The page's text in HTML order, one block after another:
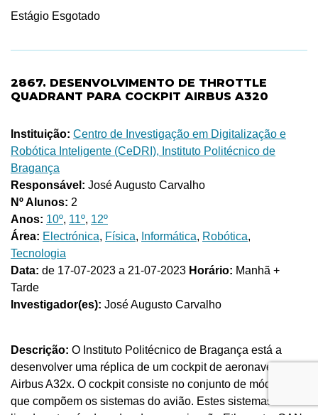
Estágio Esgotado
2867. DESENVOLVIMENTO DE THROTTLE
QUADRANT PARA COCKPIT AIRBUS A320
Instituição: Centro de Investigação em Digitalização e
Robótica Inteligente (CeDRI), Instituto Politécnico de
Bragança
Responsável: José Augusto Carvalho
Nº Alunos: 2
Anos: 10º, 11º, 12º
Área: Electrónica, Física, Informática, Robótica,
Tecnologia
Data: de 17-07-2023 a 21-07-2023 Horário: Manhã +
Tarde
Investigador(es): José Augusto Carvalho
Descrição: O Instituto Politécnico de Bragança está a
desenvolver uma réplica de um cockpit de aeronaves
Airbus A32x. O cockpit consiste no conjunto de módulos
que compõem os sistemas do avião. Estes sistemas estão